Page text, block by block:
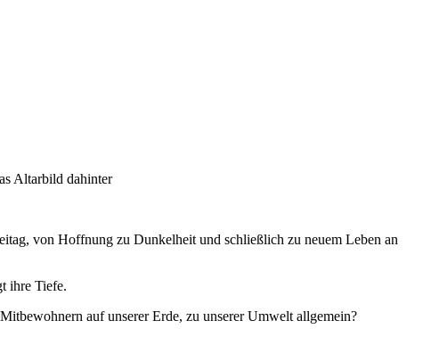
von Hoffnung zu Dunkelheit und schließlich zu neuem Leben an
ihre Tiefe.
auf unserer Erde, zu unserer Umwelt allgemein?